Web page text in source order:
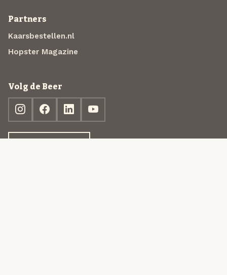
Partners
Kaarsbestellen.nl
Hopster Magazine
Volg de Beer